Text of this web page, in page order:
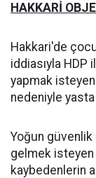
HAKKARİ
Hakkari'de
iddiasıyla HDP
yapmak
nedeniyle
Yoğun güvenlik
gelmek isteyen
kaybedenlerin